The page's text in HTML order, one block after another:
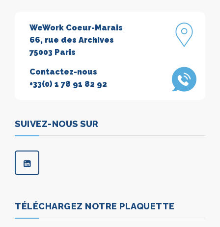
WeWork Coeur-Marais
66, rue des Archives
75003 Paris
Contactez-nous
+33(0) 1 78 91 82 92
SUIVEZ-NOUS SUR
TÉLÉCHARGEZ NOTRE PLAQUETTE